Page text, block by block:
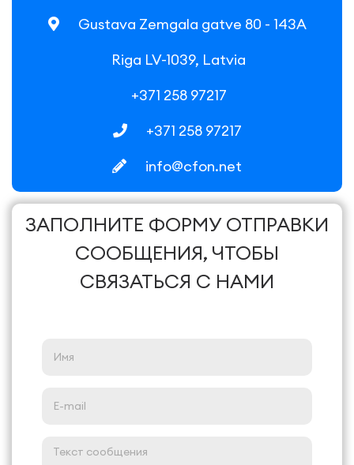
Gustava ‍Zemgala ‍gatve ‍80 ‍- ‍143A
‍ ‍Riga ‍LV-1039, ‍Latvia
‍ ‍+371 ‍258 ‍97217
+371 ‍258 ‍97217
info@cfon.net
ЗАПОЛНИТЕ ФОРМУ ОТПРАВКИ
СООБЩЕНИЯ, ЧТОБЫ
СВЯЗАТЬСЯ С НАМИ